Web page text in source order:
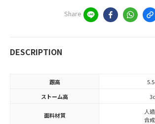
Share
DESCRIPTION
跟高
ストーム高
面料材質
人
合